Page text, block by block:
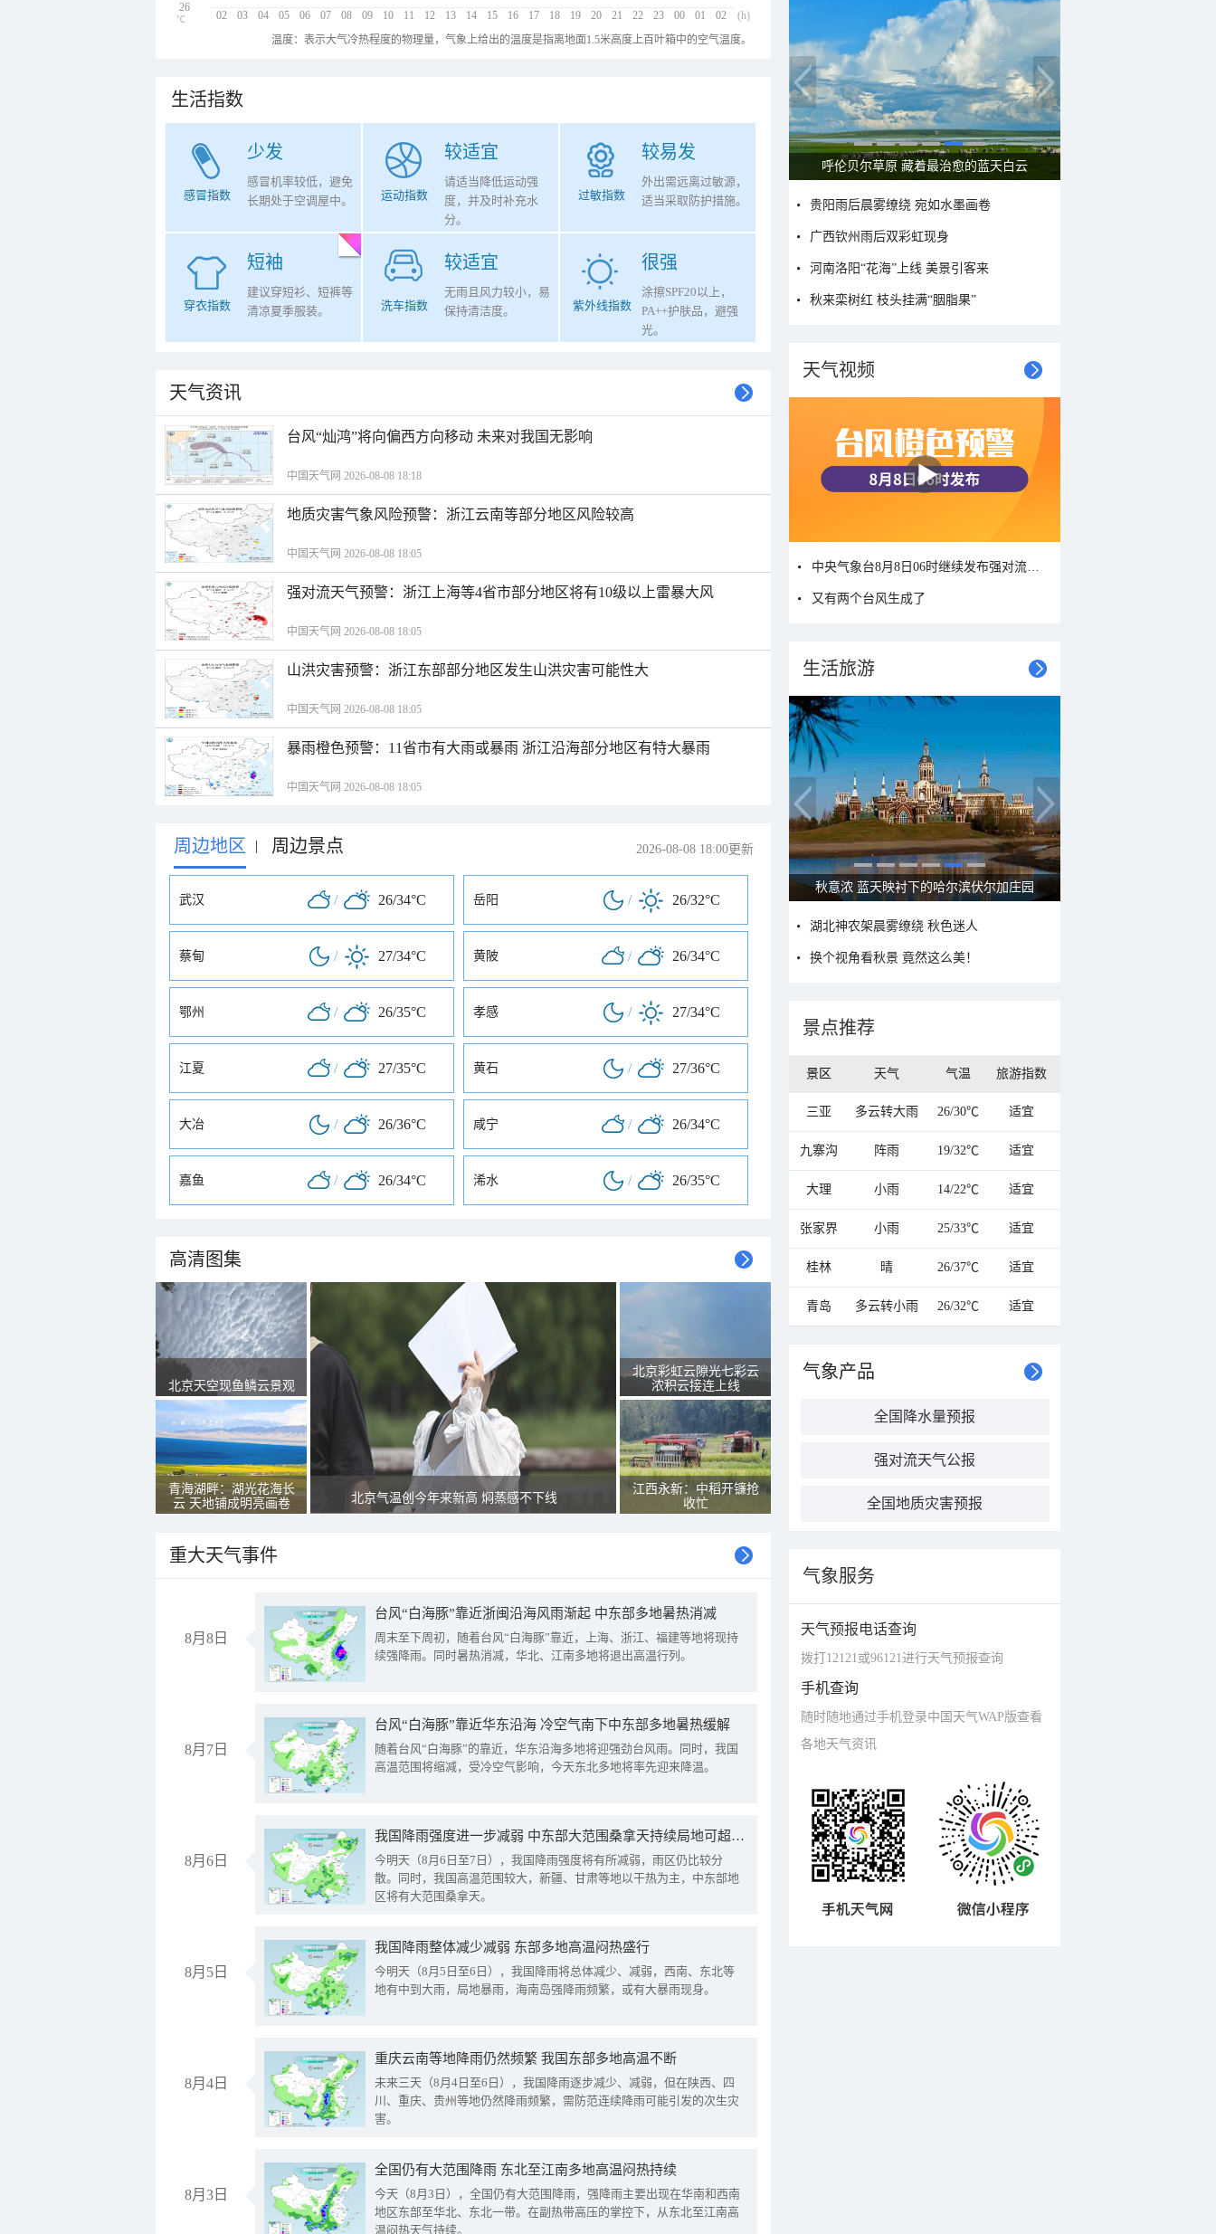
02 03 04 05 06 07 08 09 10 11 12 13 14 15 16 17 18 19 20 21 22 23 00 01 02
26
(h)
℃
温度：表示大气冷热程度的物理量，气象上给出的温度是指离地面1.5米高度上百叶箱中的空气温度。
生活指数
少发
感冒指数
感冒机率较低，避免
长期处于空调屋中。
较适宜
运动指数
请适当降低运动强
度，并及时补充水
分。
较易发
过敏指数
外出需远离过敏源，
适当采取防护措施。
短袖
穿衣指数
建议穿短衫、短裤等
清凉夏季服装。
较适宜
洗车指数
无雨且风力较小，易
保持清洁度。
很强
紫外线指数
涂擦SPF20以上，
PA++护肤品，避强
光。
天气资讯
台风“灿鸿”将向偏西方向移动 未来对我国无影响
中国天气网 2026-08-08 18:18
地质灾害气象风险预警：浙江云南等部分地区风险较高
中国天气网 2026-08-08 18:05
强对流天气预警：浙江上海等4省市部分地区将有10级以上雷暴大风
中国天气网 2026-08-08 18:05
山洪灾害预警：浙江东部部分地区发生山洪灾害可能性大
中国天气网 2026-08-08 18:05
暴雨橙色预警：11省市有大雨或暴雨 浙江沿海部分地区有特大暴雨
中国天气网 2026-08-08 18:05
周边地区 | 周边景点 2026-08-08 18:00更新
武汉 / 26/34°C 岳阳 / 26/32°C
蔡甸 / 27/34°C 黄陂 / 26/34°C
鄂州 / 26/35°C 孝感 / 27/34°C
江夏 / 27/35°C 黄石 / 27/36°C
大冶 / 26/36°C 咸宁 / 26/34°C
嘉鱼 / 26/34°C 浠水 / 26/35°C
高清图集
北京天空现鱼鳞云景观
青海湖畔：湖光花海长
云 天地铺成明亮画卷
北京气温创今年来新高 焖蒸感不下线
北京彩虹云隙光七彩云
浓积云接连上线
江西永新：中稻开镰抢
收忙
重大天气事件
8月8日
台风“白海豚”靠近浙闽沿海风雨渐起 中东部多地暑热消减
周末至下周初，随着台风“白海豚”靠近，上海、浙江、福建等地将现持
续强降雨。同时暑热消减，华北、江南多地将退出高温行列。
8月7日
台风“白海豚”靠近华东沿海 冷空气南下中东部多地暑热缓解
随着台风“白海豚”的靠近，华东沿海多地将迎强劲台风雨。同时，我国
高温范围将缩减，受冷空气影响，今天东北多地将率先迎来降温。
8月6日
我国降雨强度进一步减弱 中东部大范围桑拿天持续局地可超38℃
今明天（8月6日至7日），我国降雨强度将有所减弱，雨区仍比较分
散。同时，我国高温范围较大，新疆、甘肃等地以干热为主，中东部地
区将有大范围桑拿天。
8月5日
我国降雨整体减少减弱 东部多地高温闷热盛行
今明天（8月5日至6日），我国降雨将总体减少、减弱，西南、东北等
地有中到大雨，局地暴雨，海南岛强降雨频繁，或有大暴雨现身。
8月4日
重庆云南等地降雨仍然频繁 我国东部多地高温不断
未来三天（8月4日至6日），我国降雨逐步减少、减弱，但在陕西、四
川、重庆、贵州等地仍然降雨频繁，需防范连续降雨可能引发的次生灾
害。
8月3日
全国仍有大范围降雨 东北至江南多地高温闷热持续
今天（8月3日），全国仍有大范围降雨，强降雨主要出现在华南和西南
地区东部至华北、东北一带。在副热带高压的掌控下，从东北至江南高
温闷热天气持续。
呼伦贝尔草原 藏着最治愈的蓝天白云
贵阳雨后晨雾缭绕 宛如水墨画卷
广西钦州雨后双彩虹现身
河南洛阳“花海”上线 美景引客来
秋来栾树红 枝头挂满“胭脂果”
天气视频
又有两个台风生成了
生活旅游
秋意浓 蓝天映衬下的哈尔滨伏尔加庄园
湖北神农架晨雾缭绕 秋色迷人
换个视角看秋景 竟然这么美！
景点推荐
景区 天气 气温 旅游指数
三亚 多云转大雨 26/30℃ 适宜
九寨沟 阵雨 19/32℃ 适宜
大理 小雨 14/22℃ 适宜
张家界 小雨 25/33℃ 适宜
桂林 晴 26/37℃ 适宜
青岛 多云转小雨 26/32℃ 适宜
气象产品
全国降水量预报
强对流天气公报
全国地质灾害预报
气象服务
天气预报电话查询
拨打12121或96121进行天气预报查询
手机查询
随时随地通过手机登录中国天气WAP版查看
各地天气资讯